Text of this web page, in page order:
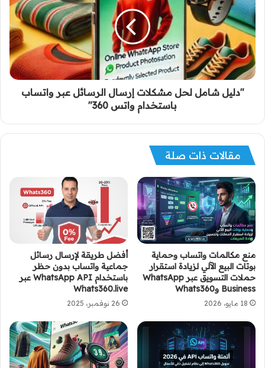
"دليل شامل لحل مشكلات إرسال الرسائل عبر واتساب
باستخدام واتس 360"
مقالات ذات صلة
منع مكالمات واتساب وحماية
بوتات البيع الآلي لزيادة استقرار
حملات التسويق عبر WhatsApp
Business وWhats360
18 مايو، 2026
أفضل طريقة لإرسال رسائل
جماعية واتساب بدون حظر
باستخدام WhatsApp API عبر
Whats360.live
26 نوفمبر، 2025